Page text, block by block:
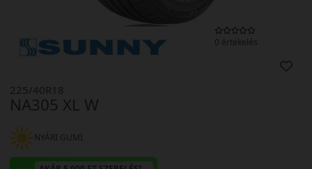
0 értékelés
NA305 XL W
225/40R18
NYÁRI GUMI